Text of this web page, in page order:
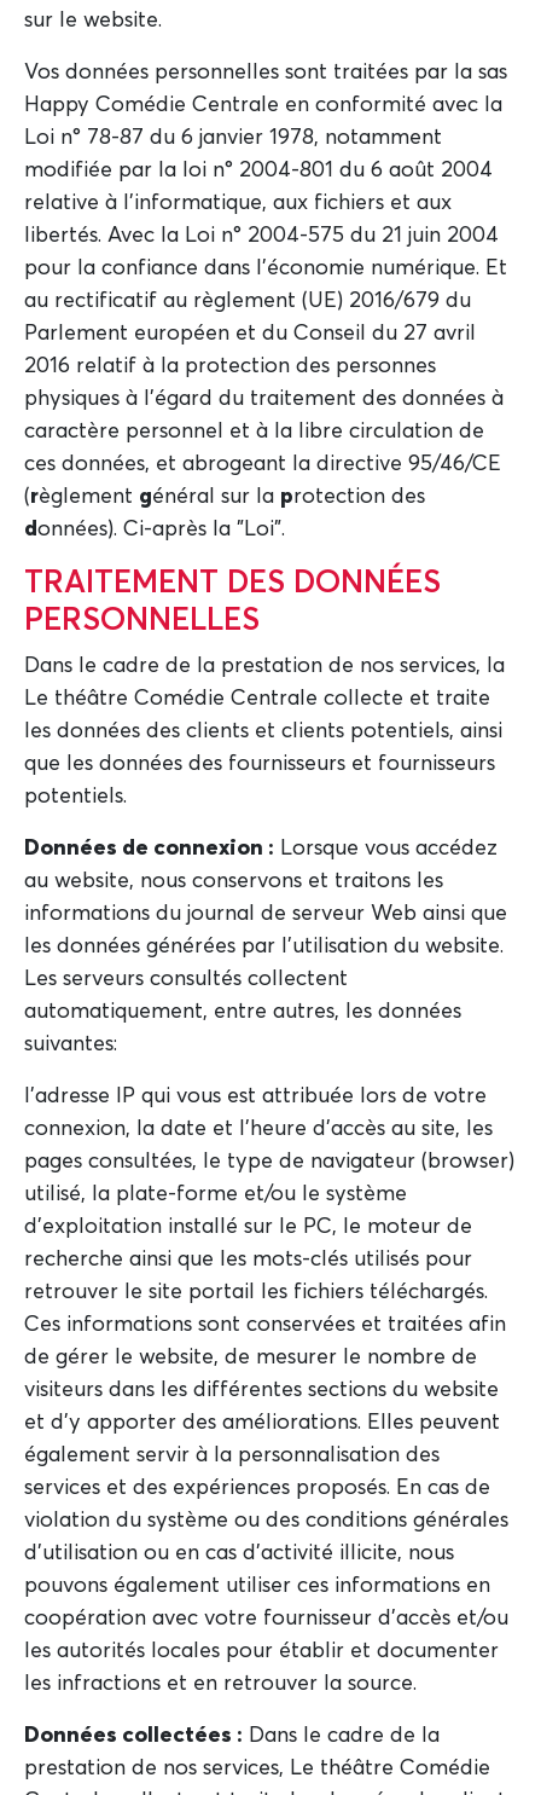
sur le website.
Vos données personnelles sont traitées par la sas
Happy Comédie Centrale en conformité avec la
Loi n° 78-87 du 6 janvier 1978, notamment
modifiée par la loi n° 2004-801 du 6 août 2004
relative à l’informatique, aux fichiers et aux
libertés. Avec la Loi n° 2004-575 du 21 juin 2004
pour la confiance dans l’économie numérique. Et
au rectificatif au règlement (UE) 2016/679 du
Parlement européen et du Conseil du 27 avril
2016 relatif à la protection des personnes
physiques à l’égard du traitement des données à
caractère personnel et à la libre circulation de
ces données, et abrogeant la directive 95/46/CE
(règlement général sur la protection des
données). Ci-après la "Loi".
TRAITEMENT DES DONNÉES
PERSONNELLES
Dans le cadre de la prestation de nos services, la
Le théâtre Comédie Centrale collecte et traite
les données des clients et clients potentiels, ainsi
que les données des fournisseurs et fournisseurs
potentiels.
Données de connexion : Lorsque vous accédez
au website, nous conservons et traitons les
informations du journal de serveur Web ainsi que
les données générées par l'utilisation du website.
Les serveurs consultés collectent
automatiquement, entre autres, les données
suivantes:
l'adresse IP qui vous est attribuée lors de votre
connexion, la date et l'heure d'accès au site, les
pages consultées, le type de navigateur (browser)
utilisé, la plate-forme et/ou le système
d'exploitation installé sur le PC, le moteur de
recherche ainsi que les mots-clés utilisés pour
retrouver le site portail les fichiers téléchargés.
Ces informations sont conservées et traitées afin
de gérer le website, de mesurer le nombre de
visiteurs dans les différentes sections du website
et d'y apporter des améliorations. Elles peuvent
également servir à la personnalisation des
services et des expériences proposés. En cas de
violation du système ou des conditions générales
d'utilisation ou en cas d'activité illicite, nous
pouvons également utiliser ces informations en
coopération avec votre fournisseur d'accès et/ou
les autorités locales pour établir et documenter
les infractions et en retrouver la source.
Données collectées : Dans le cadre de la
prestation de nos services, Le théâtre Comédie